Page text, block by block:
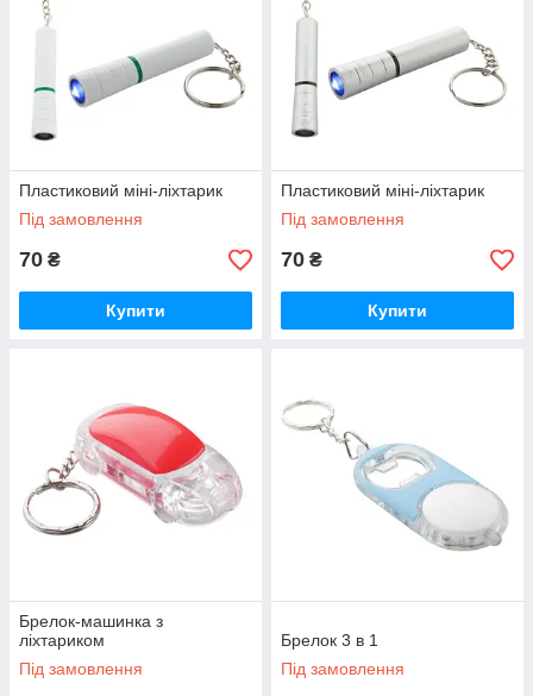
Пластиковий міні-ліхтарик
Під замовлення
70 ₴
Купити
Пластиковий міні-ліхтарик
Під замовлення
70 ₴
Купити
Брелок-машинка з
ліхтариком
Під замовлення
Брелок 3 в 1
Під замовлення